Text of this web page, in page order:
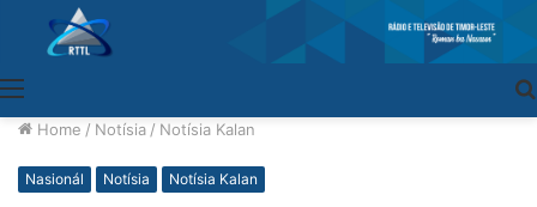
Home / Notísia / Notísia Kalan
Nasionál Notísia Notísia Kalan